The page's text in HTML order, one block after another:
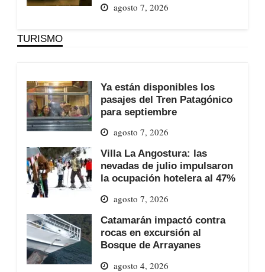
agosto 7, 2026
TURISMO
Ya están disponibles los
pasajes del Tren Patagónico
para septiembre
agosto 7, 2026
Villa La Angostura: las
nevadas de julio impulsaron
la ocupación hotelera al 47%
agosto 7, 2026
Catamarán impactó contra
rocas en excursión al
Bosque de Arrayanes
agosto 4, 2026